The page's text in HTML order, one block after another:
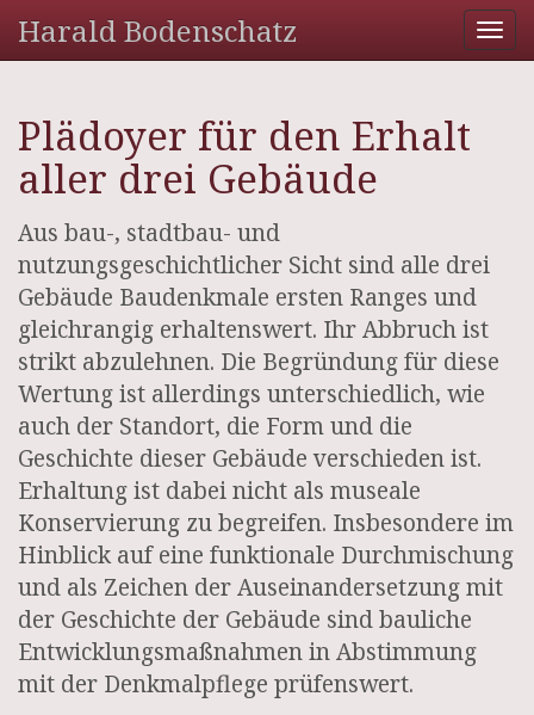
Harald Bodenschatz
Plädoyer für den Erhalt
aller drei Gebäude
Aus bau-, stadtbau- und
nutzungsgeschichtlicher Sicht sind alle drei
Gebäude Baudenkmale ersten Ranges und
gleichrangig erhaltenswert. Ihr Abbruch ist
strikt abzulehnen. Die Begründung für diese
Wertung ist allerdings unterschiedlich, wie
auch der Standort, die Form und die
Geschichte dieser Gebäude verschieden ist.
Erhaltung ist dabei nicht als museale
Konservierung zu begreifen. Insbesondere im
Hinblick auf eine funktionale Durchmischung
und als Zeichen der Auseinandersetzung mit
der Geschichte der Gebäude sind bauliche
Entwicklungsmaßnahmen in Abstimmung
mit der Denkmalpflege prüfenswert.